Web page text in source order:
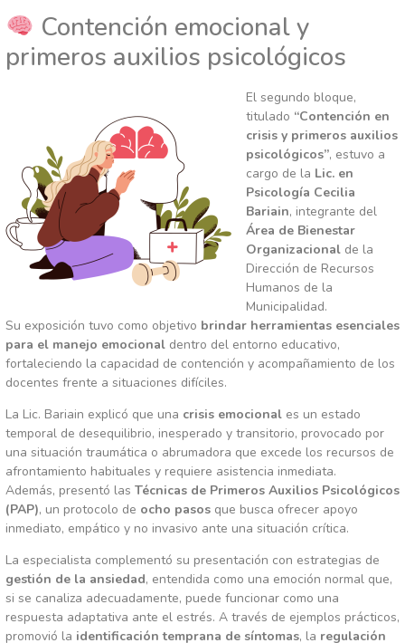
Contención emocional y
primeros auxilios psicológicos
El segundo bloque,
titulado “Contención en
crisis y primeros auxilios
psicológicos”, estuvo a
cargo de la Lic. en
Psicología Cecilia
Bariain, integrante del
Área de Bienestar
Organizacional de la
Dirección de Recursos
Humanos de la
Municipalidad.
Su exposición tuvo como objetivo brindar herramientas esenciales
para el manejo emocional dentro del entorno educativo,
fortaleciendo la capacidad de contención y acompañamiento de los
docentes frente a situaciones difíciles.
La Lic. Bariain explicó que una crisis emocional es un estado
temporal de desequilibrio, inesperado y transitorio, provocado por
una situación traumática o abrumadora que excede los recursos de
afrontamiento habituales y requiere asistencia inmediata.
Además, presentó las Técnicas de Primeros Auxilios Psicológicos
(PAP), un protocolo de ocho pasos que busca ofrecer apoyo
inmediato, empático y no invasivo ante una situación crítica.
La especialista complementó su presentación con estrategias de
gestión de la ansiedad, entendida como una emoción normal que,
si se canaliza adecuadamente, puede funcionar como una
respuesta adaptativa ante el estrés. A través de ejemplos prácticos,
promovió la identificación temprana de síntomas, la regulación